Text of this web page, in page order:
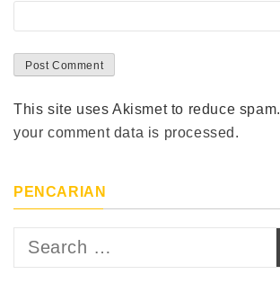
This site uses Akismet to reduce spam.
your comment data is processed.
PENCARIAN
Search